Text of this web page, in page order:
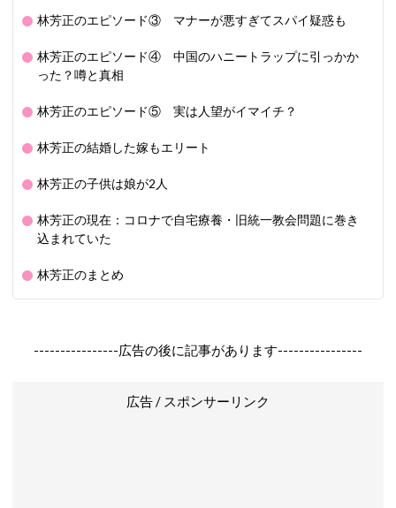
林芳正のエピソード③ マナーが悪すぎてスパイ疑惑も
林芳正のエピソード④ 中国のハニートラップに引っかか
った？噂と真相
林芳正のエピソード⑤ 実は人望がイマイチ？
林芳正の結婚した嫁もエリート
林芳正の子供は娘が2人
林芳正の現在：コロナで自宅療養・旧統一教会問題に巻き
込まれていた
林芳正のまとめ
----------------広告の後に記事があります----------------
広告 / スポンサーリンク